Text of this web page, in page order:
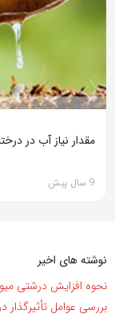
مقدار نیاز آب در
9 سال پیش
نوشته های اخیر
نحوه افزایش درشتی
بررسی عوامل تأثیرگذار